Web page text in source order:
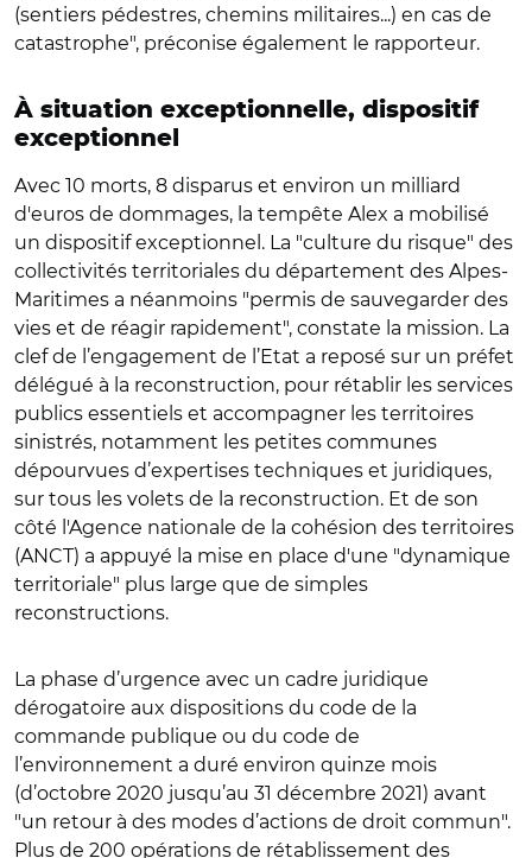
(sentiers pédestres, chemins militaires...) en cas de
catastrophe", préconise également le rapporteur.
À situation exceptionnelle, dispositif
exceptionnel
Avec 10 morts, 8 disparus et environ un milliard
d'euros de dommages, la tempête Alex a mobilisé
un dispositif exceptionnel. La "culture du risque" des
collectivités territoriales du département des Alpes-
Maritimes a néanmoins "permis de sauvegarder des
vies et de réagir rapidement", constate la mission. La
clef de l’engagement de l’Etat a reposé sur un préfet
délégué à la reconstruction, pour rétablir les services
publics essentiels et accompagner les territoires
sinistrés, notamment les petites communes
dépourvues d’expertises techniques et juridiques,
sur tous les volets de la reconstruction. Et de son
côté l'Agence nationale de la cohésion des territoires
(ANCT) a appuyé la mise en place d'une "dynamique
territoriale" plus large que de simples
reconstructions.
La phase d’urgence avec un cadre juridique
dérogatoire aux dispositions du code de la
commande publique ou du code de
l’environnement a duré environ quinze mois
(d’octobre 2020 jusqu’au 31 décembre 2021) avant
"un retour à des modes d’actions de droit commun".
Plus de 200 opérations de rétablissement des